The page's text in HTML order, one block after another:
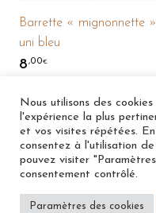
Barrette « mignonnette »
uni bleu
8,00€
Sold out
Nous utilisons des
l'expérience la plus
et vos visites répétées.
consentez à l'utilisation
pouvez visiter
consentement contrôlé.
Paramètres des cookies